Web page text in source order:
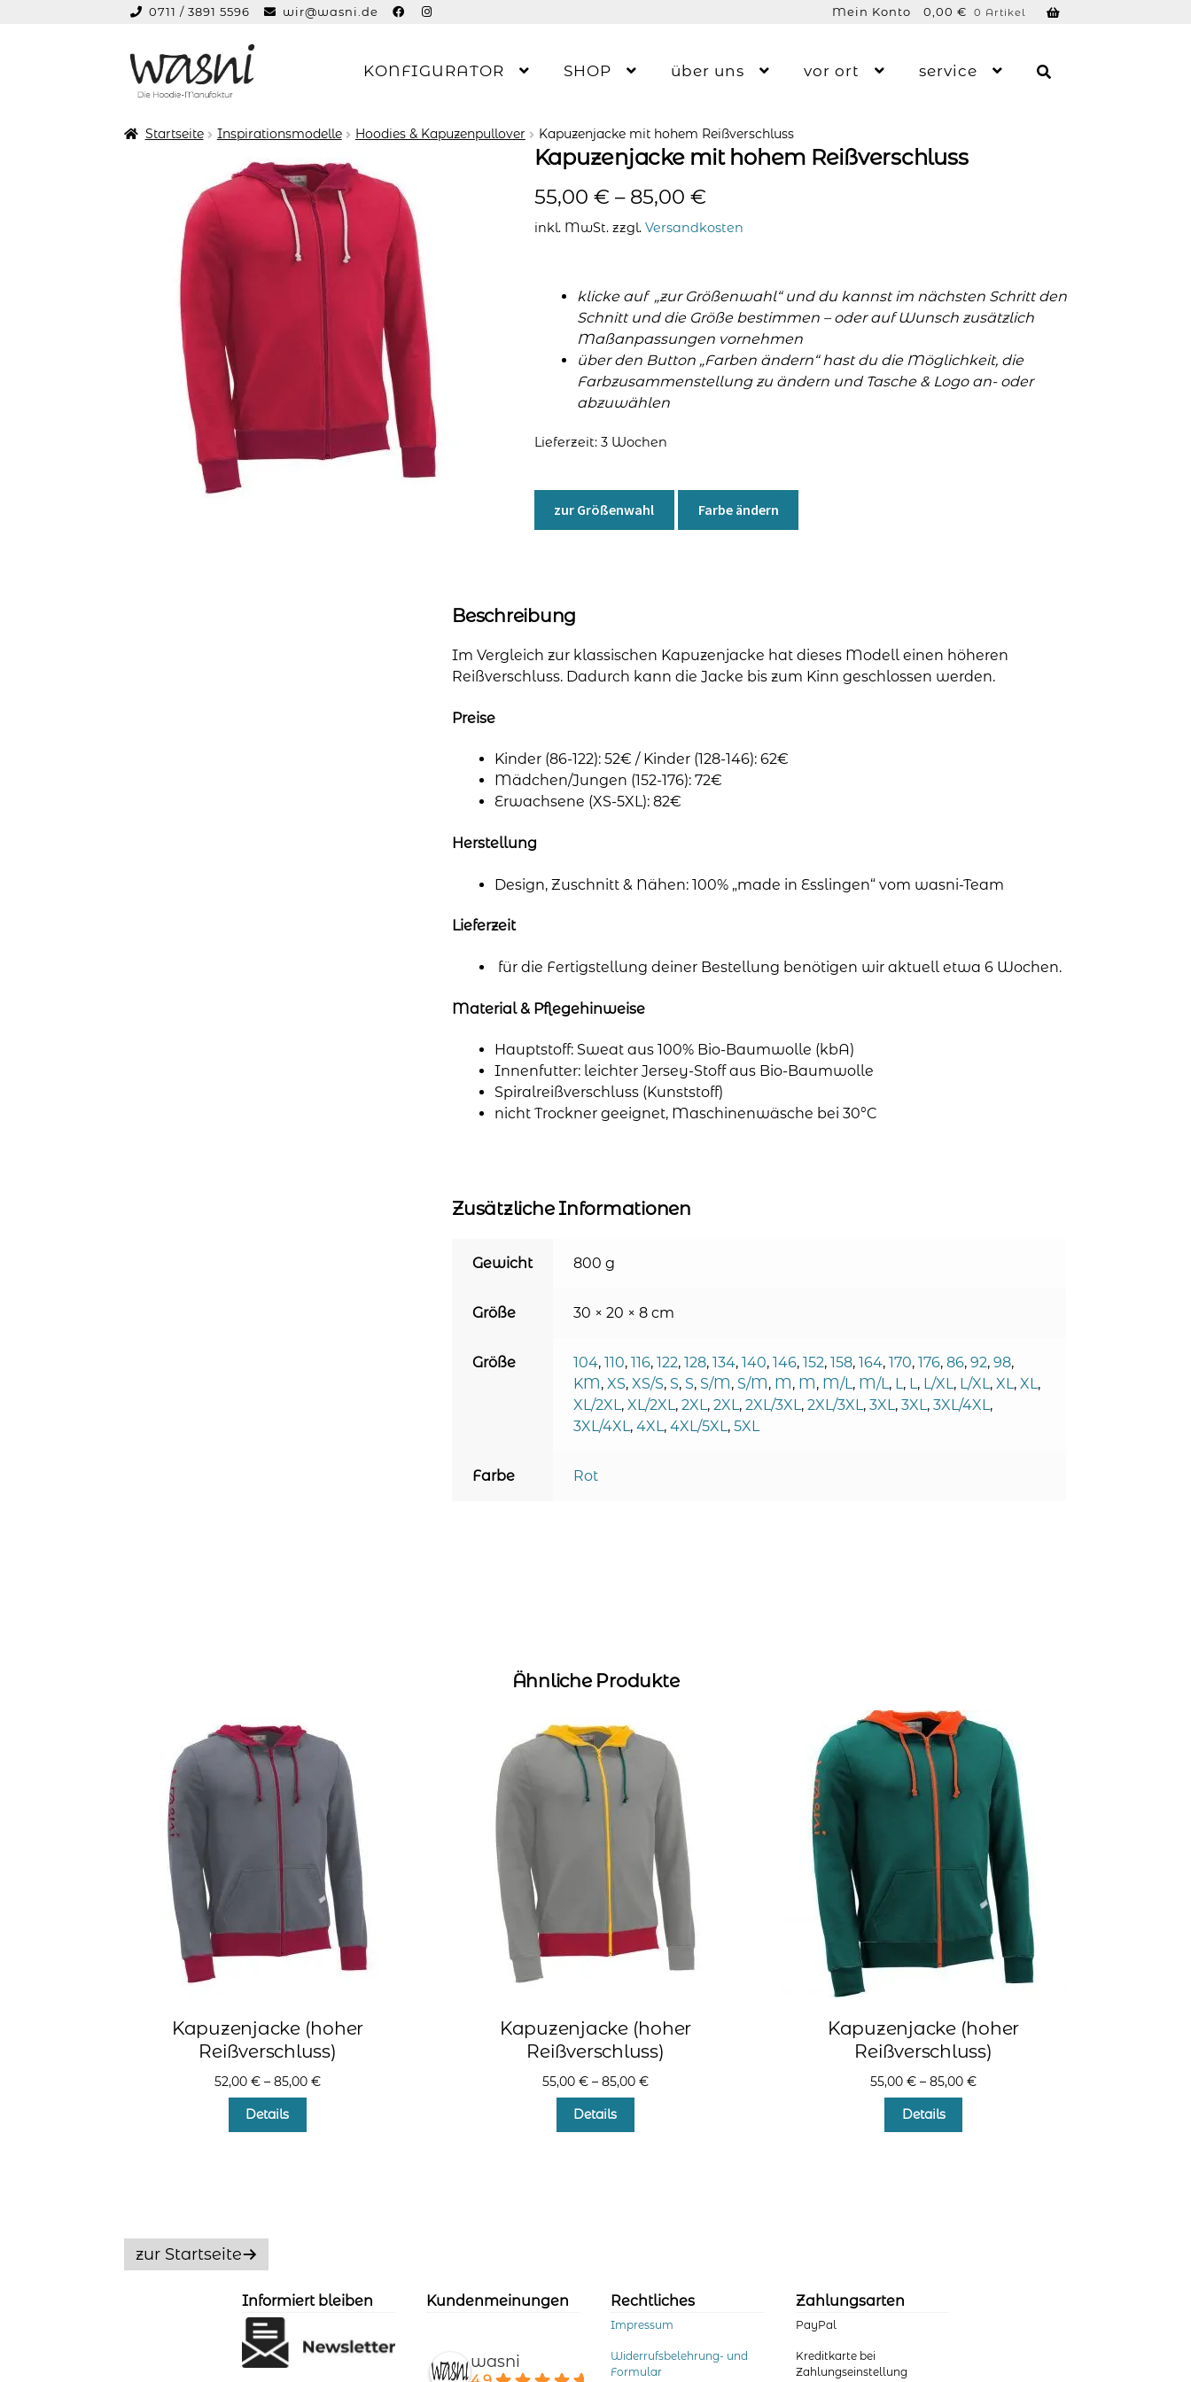
0,00 € 0 Artikel
0711 / 3891 5596 wir@wasni.de Mein Konto
Zur
springen
Zum
springen
KONFIGURATOR SHOP über uns vor ort service
Startseite Inspirationsmodelle Hoodies & Kapuzenpullover Kapuzenjacke mit hohem Reißverschluss
Kapuzenjacke mit hohem Reißverschluss
55,00 € – 85,00 €
inkl. MwSt. zzgl. Versandkosten
klicke auf „zur Größenwahl“ und du kannst im nächsten Schritt den
Schnitt und die Größe bestimmen – oder auf Wunsch zusätzlich
Maßanpassungen vornehmen
über den Button „Farben ändern“ hast du die Möglichkeit, die
Farbzusammenstellung zu ändern und Tasche & Logo an- oder
abzuwählen
Lieferzeit: 3 Wochen
zur Größenwahl Farbe ändern
Beschreibung
Im Vergleich zur klassischen Kapuzenjacke hat dieses Modell einen höheren
Reißverschluss. Dadurch kann die Jacke bis zum Kinn geschlossen werden.
Preise
Kinder (86-122): 52€ / Kinder (128-146): 62€
Mädchen/Jungen (152-176): 72€
Erwachsene (XS-5XL): 82€
Herstellung
Design, Zuschnitt & Nähen: 100% „made in Esslingen“ vom wasni-Team
Lieferzeit
für die Fertigstellung deiner Bestellung benötigen wir aktuell etwa 6 Wochen.
Material & Pflegehinweise
Hauptstoff: Sweat aus 100% Bio-Baumwolle (kbA)
Innenfutter: leichter Jersey-Stoff aus Bio-Baumwolle
Spiralreißverschluss (Kunststoff)
nicht Trockner geeignet, Maschinenwäsche bei 30°C
Zusätzliche Informationen
Gewicht 800 g
Größe 30 × 20 × 8 cm
Größe 104, 110, 116, 122, 128, 134, 140, 146, 152, 158, 164, 170, 176, 86, 92, 98,
KM, XS, XS/S, S, S, S/M, S/M, M, M, M/L , M/L , L , L , L/XL , L/XL , XL , XL ,
XL/2XL , XL/2XL , 2XL , 2XL , 2XL/3XL , 2XL/3XL , 3XL , 3XL , 3XL/4XL ,
3XL/4XL , 4XL , 4XL/5XL , 5XL
Farbe Rot
Ähnliche Produkte
Kapuzenjacke (hoher
Reißverschluss)
52,00 €– 85,00 €
Details
der
Produktseite
werden
Kapuzenjacke (hoher
Reißverschluss)
55,00 €– 85,00 €
Details
der
Produktseite
gewählt
werden
Kapuzenjacke (hoher
Reißverschluss)
55,00€ –85,00€
Details
zur Startseite
Informiert bleiben Kundenmeinungen
wasni
Rechtliches
Impressum
Widerrufsbelehrung- und
Formular
Zahlungsarten
PayPal
Kreditkarte bei
Zahlungseinstellung